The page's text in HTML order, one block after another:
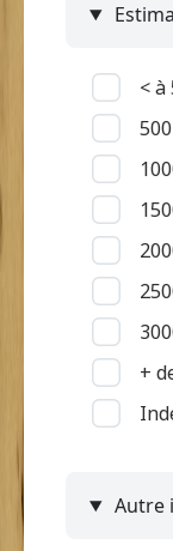
< à
+
Autre